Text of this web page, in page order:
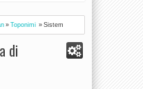
» Toponimi » Sistem
di